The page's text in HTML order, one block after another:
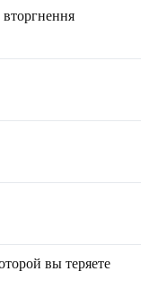
вы теряете